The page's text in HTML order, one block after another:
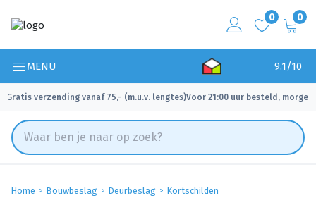
0 0
MENU 9.1/10
Gratis verzending vanaf 75,- (m.u.v. lengtes)
✓ Voor 21:00 uur besteld, morgen
Home Bouwbeslag Deurbeslag Kortschilden